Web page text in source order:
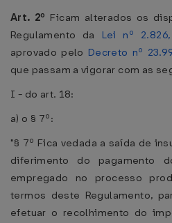
Art. 2º Ficam alterados os
Regulamento da Lei nº
aprovado pelo Decreto nº
que passam a vigorar com as
I - do art. 18:
a) o § 7º:
"§ 7º Fica vedada a saída de
diferimento do pagamento
empregado no processo
termos deste Regulamento,
efetuar o recolhimento do